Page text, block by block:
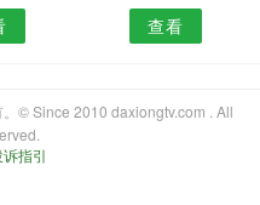
查看
© Since 2010 daxiongtv.com . All
指引